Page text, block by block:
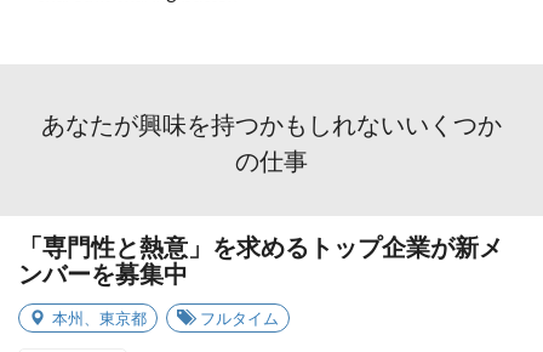
あなたが興味を持つかもしれないいくつか
の仕事
「専門性と熱意」を求めるトップ企業が新メ
ンバーを募集中
本州 東京都 フルタイム